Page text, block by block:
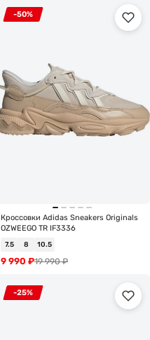
-50%
Кроссовки Adidas Sneakers Originals
OZWEEGO TR IF3336
7.5 8 10.5
19 990₽
9 990 ₽
-25%